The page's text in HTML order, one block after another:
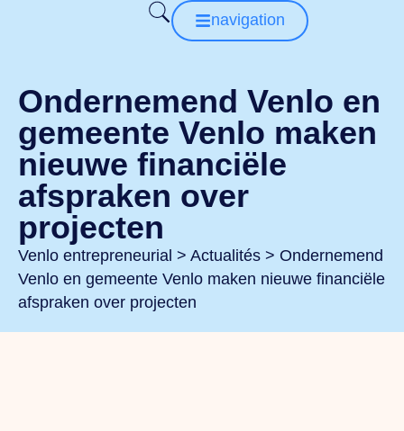
navigation
Ondernemend Venlo en
gemeente Venlo maken
nieuwe financiële
afspraken over
projecten
Venlo entrepreneurial > Actualités > Ondernemend
Venlo en gemeente Venlo maken nieuwe financiële
afspraken over projecten